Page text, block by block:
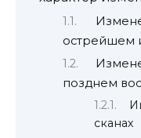
острейшем
позднем
сканах